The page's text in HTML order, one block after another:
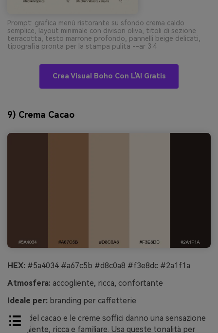
Prompt: grafica menù ristorante su sfondo crema caldo
semplice, layout minimale con divisori oliva, titoli di sezione
terracotta, testo marrone profondo, pannelli beige delicati,
tipografia pronta per la stampa pulita --ar 3:4
Crea Visual Boho Con L'AI Gratis
9) Crema Cacao
HEX: #5a4034 #a67c5b #d8c0a8 #f3e8dc #2a1f1a
Atmosfera: accogliente, ricca, confortante
Ideale per: branding per caffetterie
I toni del cacao e le creme soffici danno una sensazione
accogliente, ricca e familiare. Usa queste tonalità per